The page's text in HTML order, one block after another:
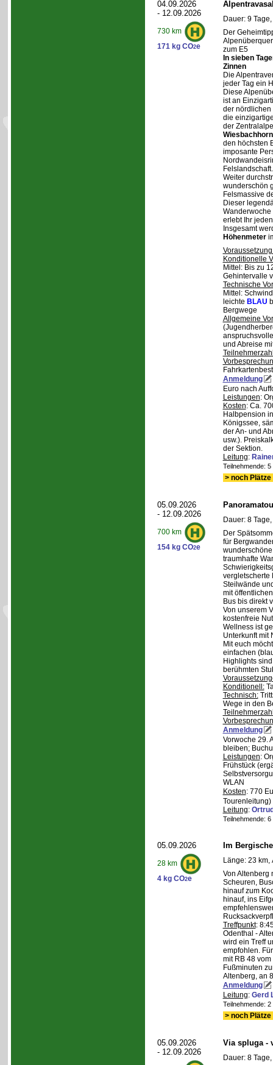
04.09.2026
- 12.09.2026
730 km
171 kg CO2e
Dauer: 9
Der
zum E5
In sieben
Zinnen
Die
jeder Tag ein
Diese
ist an
der
die
der
den höchsten
imposante
Felslandschaft.
Weiter
wunderschön
Felsmassive
Dieser
erlebt Ihr
Insgesamt
Höhenmeter
Konditionelle
Mittel: Bis zu
Gehintervalle
Technische
Mittel:
leichte BLAU
Bergwege
Allgemeine
und Abreise
Anmeldung
Euro nach
Leistungen:
Kosten: Ca.
Halbpension
Königssee,
der An- und
usw.).
der Sektion.
Leitung:
Teilnehmende:
> noch
05.09.2026
- 12.09.2026
700 km
154 kg CO2e
Dauer: 8
Der
für
traumhafte
vergletscherte
Steilwände
mit
Bus bis direkt
Von unserem
kostenfreie
Wellness ist
Unterkunft mit
Mit euch
einfachen
Highlights
berühmten
Konditionell:
Technisch:
Wege in den
Anmeldung
Vorwoche 29.
bleiben;
Leistungen:
Frühstück
WLAN
Kosten: 770
Tourenleitung)
Leitung:
Teilnehmende:
05.09.2026
28 km
4 kg CO2e
Im
Länge: 23 km,
Von Altenberg
Scheuren,
hinauf zum
hinauf, ins
Treffpunkt:
Odenthal -
wird ein Treff
empfohlen.
mit RB 48
Fußminuten
Altenberg, an
Anmeldung
Leitung: Gerd
Teilnehmende:
> noch
05.09.2026
- 12.09.2026
Via spluga -
Dauer: 8